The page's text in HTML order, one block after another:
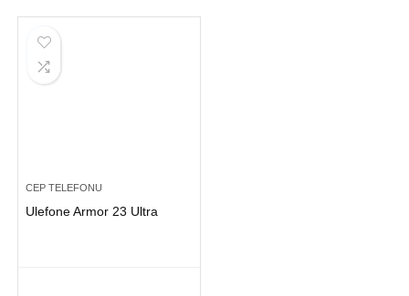
CEP TELEFONU
Ulefone Armor 23 Ultra